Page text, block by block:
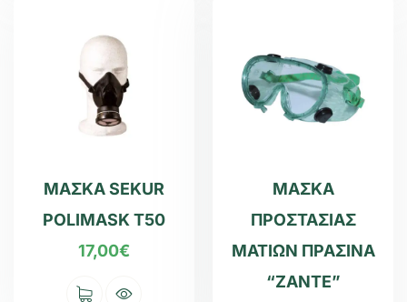
ΜΑΣΚΑ SEKUR
POLIMASK T50
17,00€
ΜΑΣΚΑ
ΠΡΟΣΤΑΣΙΑΣ
ΜΑΤΙΩΝ ΠΡΑΣΙΝΑ
“ZANTE”